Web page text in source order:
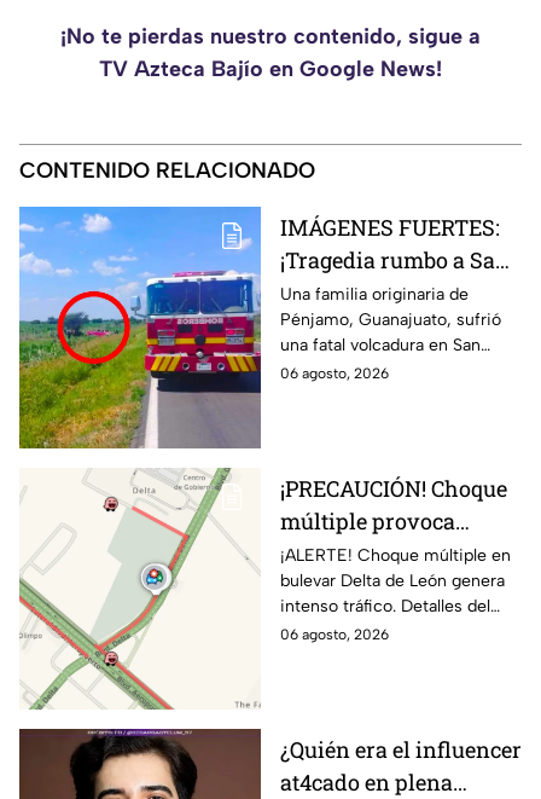
¡No te pierdas nuestro contenido, sigue a
TV Azteca Bajío en Google News!
CONTENIDO RELACIONADO
IMÁGENES FUERTES:
¡Tragedia rumbo a San
Juan de los Lagos!
MU3REN 4
guanajuatenses tras
FATAL volcadura;
Una familia originaria de
Pénjamo, Guanajuato, sufrió
una fatal volcadura en San
Miguel el Alto, rumbo a San
06 agosto, 2026
¡PRECAUCIÓN! Choque
múltiple provoca
INTENSO TRÁFICO
sobre bulevar Delta
HOY en León; CIERRAN
esta zona de la vialidad
¡ALERTE! Choque múltiple en
bulevar Delta de León genera
intenso tráfico. Detalles del
accidente y recomendaciones
06 agosto, 2026
¿Quién era el influencer
at4cado en plena